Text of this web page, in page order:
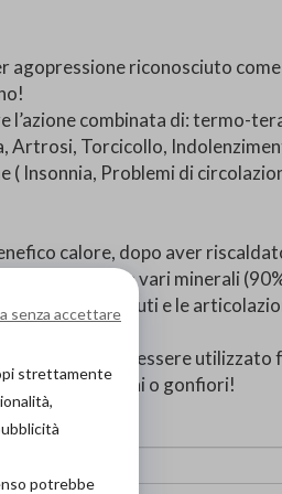
agopressione riconosciuto
l’azione combinata di: termo-
Artrosi, Torcicollo,
( Insonnia, Problemi di
calore, dopo aver
Costituita da vari minerali
meglio i tessuti e le
può anche essere
infiammazioni o gonfiori!
senza accettare
strettamente
potrebbe